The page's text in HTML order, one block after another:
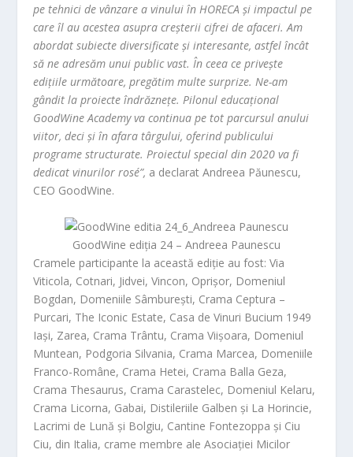
pe tehnici de vânzare a vinului în HORECA și impactul pe
care îl au acestea asupra creșterii cifrei de afaceri. Am
abordat subiecte diversificate și interesante, astfel încât
să ne adresăm unui public vast. În ceea ce privește
edițiile următoare, pregătim multe surprize. Ne-am
gândit la proiecte îndrăznețe. Pilonul educațional
GoodWine Academy va continua pe tot parcursul anului
viitor, deci și în afara târgului, oferind publicului
programe structurate. Proiectul special din 2020 va fi
dedicat vinurilor rosé”, a declaratAndreea Păunescu,
CEO GoodWine.
GoodWine ediția 24 – Andreea Paunescu
Cramele participante la această ediție au fost: Via
Viticola, Cotnari, Jidvei, Vincon, Oprișor, Domeniul
Bogdan, Domeniile Sâmburești, Crama Ceptura –
Purcari, The Iconic Estate, Casa de Vinuri Bucium 1949
Iași, Zarea, Crama Trântu, Crama Viișoara, Domeniul
Muntean, Podgoria Silvania, Crama Marcea, Domeniile
Franco-Române, Crama Hetei, Crama Balla Geza,
Crama Thesaurus, Crama Carastelec, Domeniul Kelaru,
Crama Licorna, Gabai, Distileriile Galben și La Horincie,
Lacrimi de Lună și Bolgiu, Cantine Fontezoppa și Ciu
Ciu, din Italia, crame membre ale Asociației Micilor